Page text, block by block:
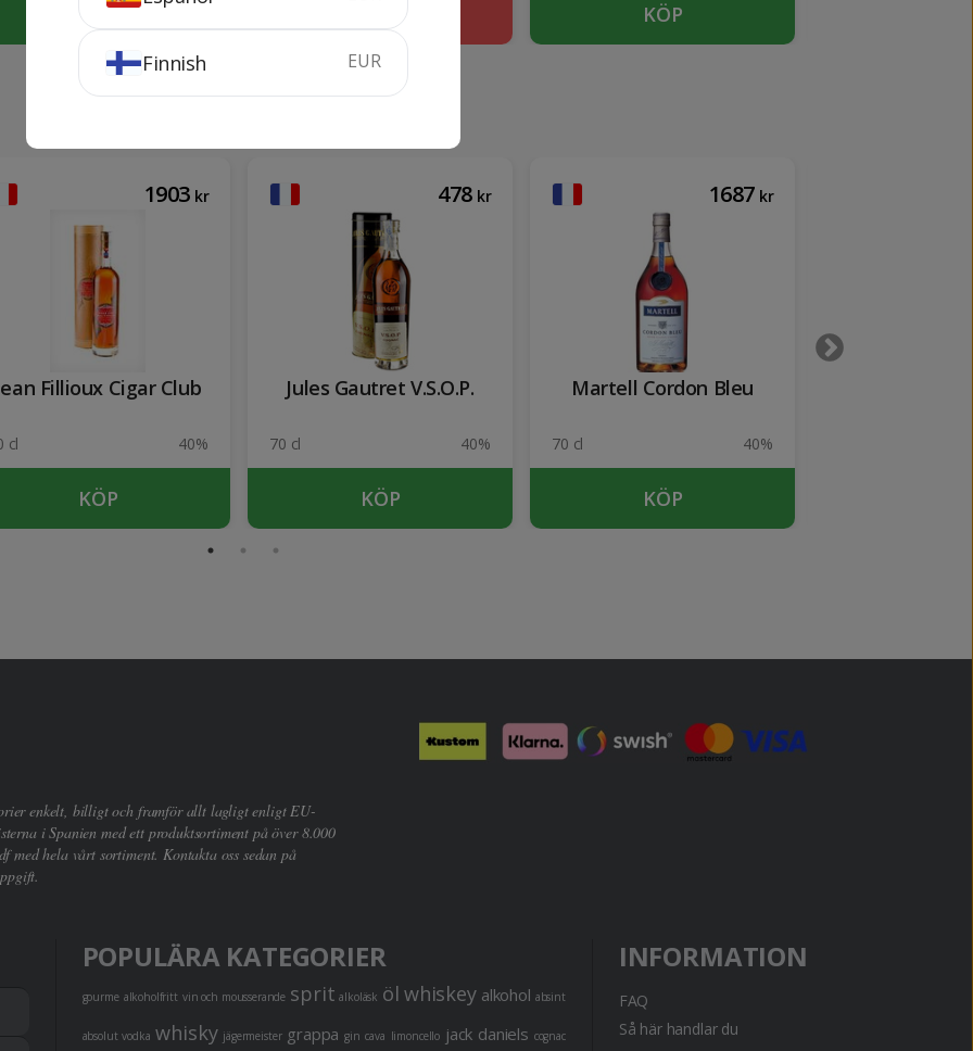
KÖP SLUTSÅLD KÖP
1903 kr
Fillioux Cigar Club
cl 40%
KÖP
478 kr
Jules Gautret V.S.O.P.
70 cl 40%
KÖP
1687 kr
Martell Cordon Bleu
70 cl 40%
KÖP
enkelt, billigt och framför allt lagligt enligt EU-
i Spanien med ett produktsortiment på över 8.000
hela vårt sortiment. Kontakta oss sedan på
POPULÄRA KATEGORIER
gourme alkoholfritt vin och mousserande sprit alkoläsk öl whiskey alkohol absint
absolut vodka whisky jägermeister grappa gin cava limoncello jack daniels cognac
INFORMATION
FAQ
Så här handlar du
Finnish EUR